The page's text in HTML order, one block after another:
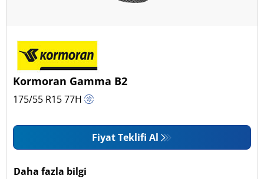
Kormoran Gamma B2
175/55 R1577H
Fiyat Teklifi Al
Daha fazla bilgi